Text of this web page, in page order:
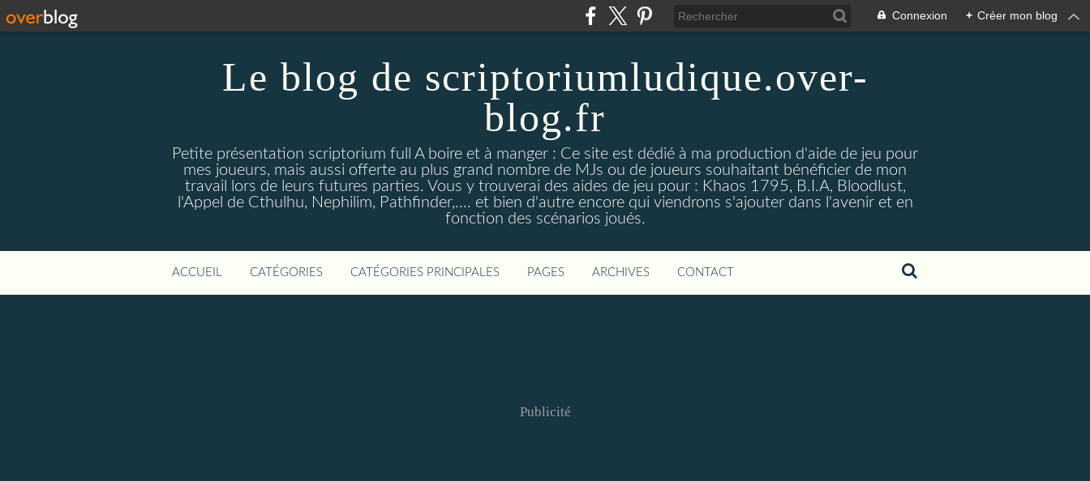
Connexion + Créer mon blog
Le blog de scriptoriumludique.over-
blog.fr
Petite présentation scriptorium full A boire et à manger : Ce site est dédié à ma production d'aide de jeu pour
mes joueurs, mais aussi offerte au plus grand nombre de MJs ou de joueurs souhaitant bénéficier de mon
travail lors de leurs futures parties. Vous y trouverai des aides de jeu pour : Khaos 1795, B.I.A, Bloodlust,
l'Appel de Cthulhu, Nephilim, Pathfinder,.... et bien d'autre encore qui viendrons s'ajouter dans l'avenir et en
fonction des scénarios joués.
ACCUEIL CATÉGORIES CATÉGORIES PRINCIPALES PAGES ARCHIVES CONTACT
Publicité